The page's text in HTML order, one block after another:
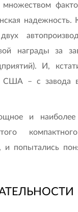
множеством
надежность.
награды за
И,
США – с завода
и
и попытались